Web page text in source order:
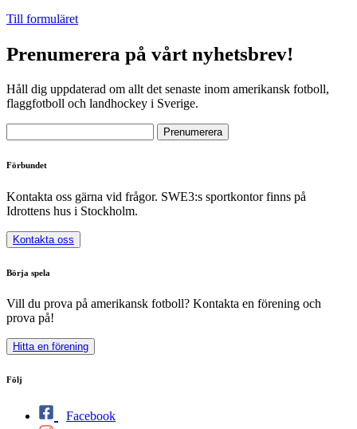
Till formuläret
Prenumerera på vårt nyhetsbrev!
Håll dig uppdaterad om allt det senaste inom amerikansk fotboll,
flaggfotboll och landhockey i Sverige.
Förbundet
Kontakta oss gärna vid frågor. SWE3:s sportkontor finns på
Idrottens hus i Stockholm.
Kontakta oss
Börja spela
Vill du prova på amerikansk fotboll? Kontakta en förening och
prova på!
Hitta en förening
Följ
Facebook